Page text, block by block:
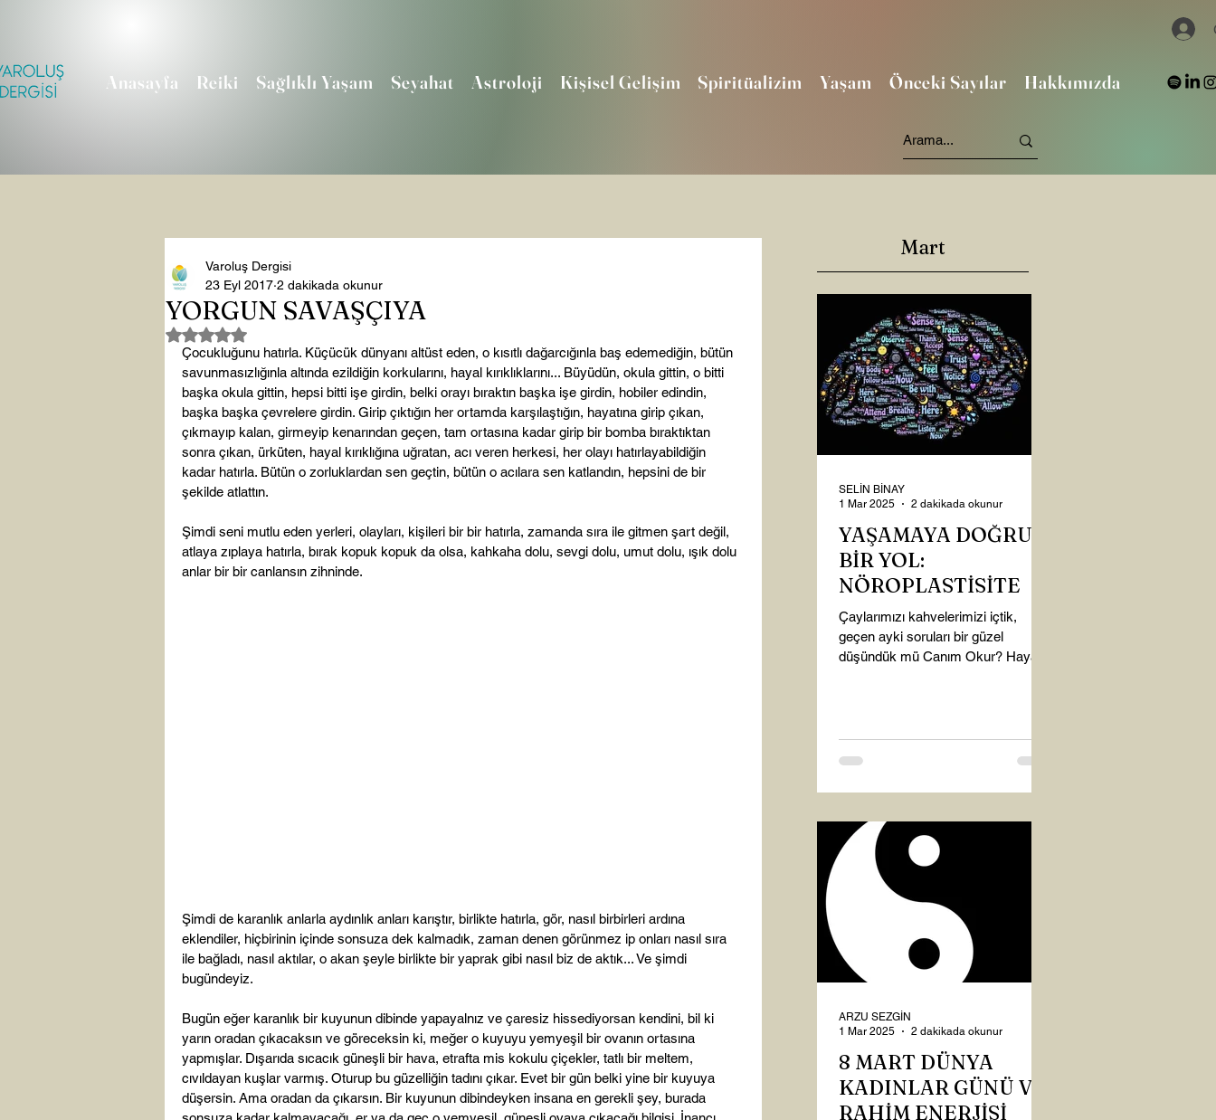
Anasayfa Reiki Sağlıklı Yaşam Seyahat Astroloji Kişisel Gelişim Spiritüalizim Yaşam Önceki Sayılar Hakkımızda
YORGUN SAVAŞÇIYA
Varoluş Dergisi
23 Eyl 2017 2 dakikada okunur
5 üzerinden NaN yıldız
Çocukluğunu hatırla. Küçücük dünyanı altüst eden, o kısıtlı dağarcığınla baş edemediğin, bütün
savunmasızlığınla altında ezildiğin korkularını, hayal kırıklıklarını... Büyüdün, okula gittin, o bitti
başka okula gittin, hepsi bitti işe girdin, belki orayı bıraktın başka işe girdin, hobiler edindin,
başka başka çevrelere girdin. Girip çıktığın her ortamda karşılaştığın, hayatına girip çıkan,
çıkmayıp kalan, girmeyip kenarından geçen, tam ortasına kadar girip bir bomba bıraktıktan
sonra çıkan, ürküten, hayal kırıklığına uğratan, acı veren herkesi, her olayı hatırlayabildiğin
kadar hatırla. Bütün o zorluklardan sen geçtin, bütün o acılara sen katlandın, hepsini de bir
şekilde atlattın.
Şimdi seni mutlu eden yerleri, olayları, kişileri bir bir hatırla, zamanda sıra ile gitmen şart değil,
atlaya zıplaya hatırla, bırak kopuk kopuk da olsa, kahkaha dolu, sevgi dolu, umut dolu, ışık dolu
anlar bir bir canlansın zihninde.
Şimdi de karanlık anlarla aydınlık anları karıştır, birlikte hatırla, gör, nasıl birbirleri ardına
eklendiler, hiçbirinin içinde sonsuza dek kalmadık, zaman denen görünmez ip onları nasıl sıra
ile bağladı, nasıl aktılar, o akan şeyle birlikte bir yaprak gibi nasıl biz de aktık... Ve şimdi
bugündeyiz.
Bugün eğer karanlık bir kuyunun dibinde yapayalnız ve çaresiz hissediyorsan kendini, bil ki
yarın oradan çıkacaksın ve göreceksin ki, meğer o kuyuyu yemyeşil bir ovanın ortasına
yapmışlar. Dışarıda sıcacık güneşli bir hava, etrafta mis kokulu çiçekler, tatlı bir meltem,
cıvıldayan kuşlar varmış. Oturup bu güzelliğin tadını çıkar. Evet bir gün belki yine bir kuyuya
düşersin. Ama oradan da çıkarsın. Bir kuyunun dibindeyken insana en gerekli şey, burada
Mart
YAŞAMAYA DOĞRU
BİR YOL:
NÖROPLASTİSİTE
Çaylarımızı kahvelerimizi içtik,
geçen ayki soruları bir güzel
düşündük mü Canım Okur? Hayatta
SELİN BİNAY
1 Mar 2025
2 dakikada okunur
8 MART DÜNYA
KADINLAR GÜNÜ VE
RAHİM ENERJİSİ
ARZU SEZGİN
1 Mar 2025
2 dakikada okunur